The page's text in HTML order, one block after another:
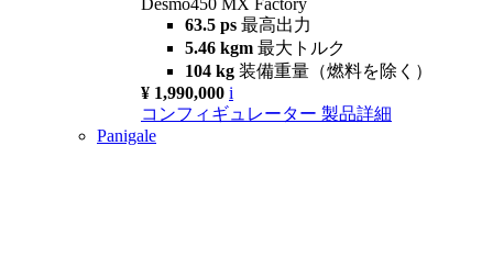
Desmo450 MX Factory
63.5 ps 最高出力
5.46 kgm 最大トルク
104 kg 装備重量（燃料を除く）
¥ 1,990,000 i
コンフィギュレーター 製品詳細
Panigale